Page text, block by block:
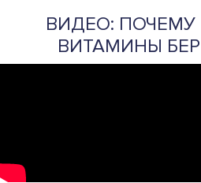
ВИДЕО:
ВИТАМИНЫ